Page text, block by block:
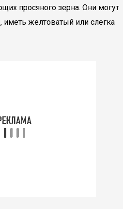
просяного зерна. Они могут
иметь желтоватый или слегка